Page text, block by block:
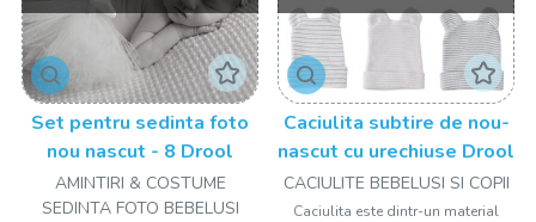
Set pentru sedinta foto
nou nascut - 8 Drool
AMINTIRI & COSTUME
SEDINTA FOTO BEBELUSI
Caciulita subtire de nou-
nascut cu urechiuse Drool
CACIULITE BEBELUSI SI COPII
Caciulita este dintr-un material